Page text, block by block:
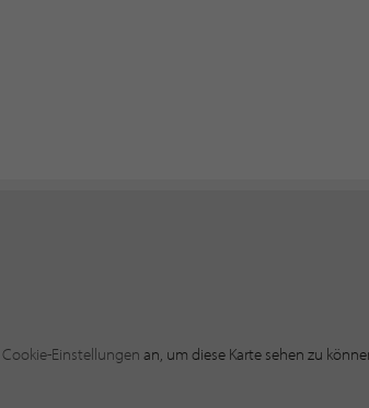
Cookie-Einstellungen an, um diese Karte sehen zu